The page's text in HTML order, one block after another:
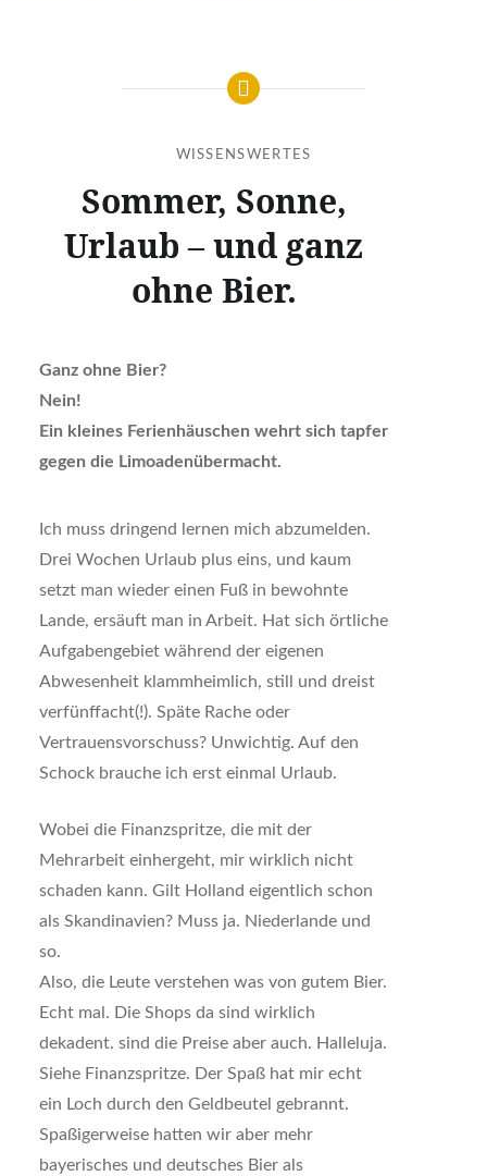
WISSENSWERTES
Sommer, Sonne,
Urlaub – und ganz
ohne Bier.
Ganz ohne Bier?
Nein!
Ein kleines Ferienhäuschen wehrt sich tapfer
gegen die Limoadenübermacht.
Ich muss dringend lernen mich abzumelden.
Drei Wochen Urlaub plus eins, und kaum
setzt man wieder einen Fuß in bewohnte
Lande, ersäuft man in Arbeit. Hat sich örtliche
Aufgabengebiet während der eigenen
Abwesenheit klammheimlich, still und dreist
verfünffacht(!). Späte Rache oder
Vertrauensvorschuss? Unwichtig. Auf den
Schock brauche ich erst einmal Urlaub.
Wobei die Finanzspritze, die mit der
Mehrarbeit einhergeht, mir wirklich nicht
schaden kann. Gilt Holland eigentlich schon
als Skandinavien? Muss ja. Niederlande und
so.
Also, die Leute verstehen was von gutem Bier.
Echt mal. Die Shops da sind wirklich
dekadent. sind die Preise aber auch. Halleluja.
Siehe Finanzspritze. Der Spaß hat mir echt
ein Loch durch den Geldbeutel gebrannt.
Spaßigerweise hatten wir aber mehr
bayerisches und deutsches Bier als